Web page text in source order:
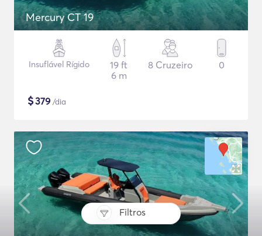
Filtros
Mercury CT 19
Insuflável Rígido
19 ft
6 m
8 Cruzeiro 0
$379 /dia